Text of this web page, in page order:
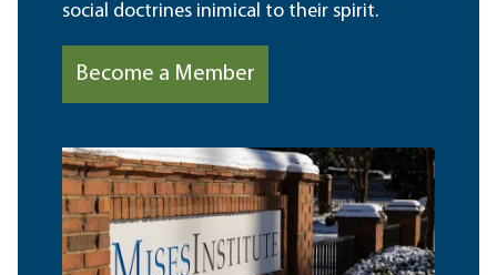
social doctrines inimical to their spirit.
Become a Member